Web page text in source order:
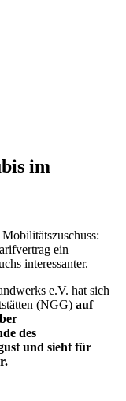
im
ein
interessanter.
e.V. hat sich
(NGG) auf
des
und sieht für